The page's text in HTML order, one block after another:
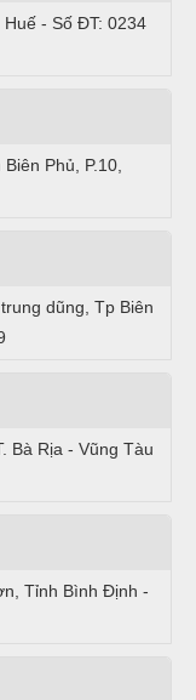
- Số ĐT: 0234
Phủ, P.10,
dũng, Tp Biên
Bà Rịa - Vũng Tàu
Tỉnh Bình Định -